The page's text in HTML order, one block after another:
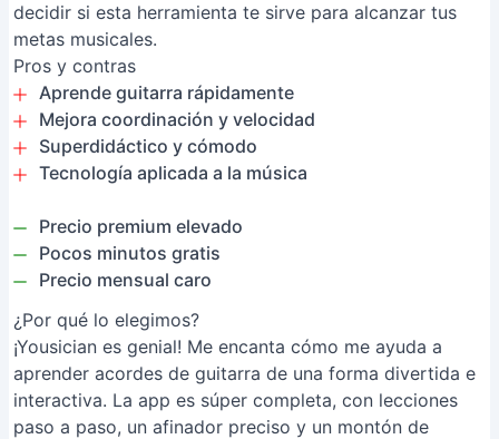
decidir si esta herramienta te sirve para alcanzar tus
metas musicales.
Pros y contras
Aprende guitarra rápidamente
Mejora coordinación y velocidad
Superdidáctico y cómodo
Tecnología aplicada a la música
Precio premium elevado
Pocos minutos gratis
Precio mensual caro
¿Por qué lo elegimos?
¡Yousician es genial! Me encanta cómo me ayuda a
aprender acordes de guitarra de una forma divertida e
interactiva. La app es súper completa, con lecciones
paso a paso, un afinador preciso y un montón de